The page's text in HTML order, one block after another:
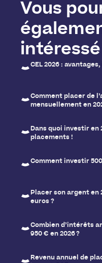
Vous
CEL 2026 :
Comment placer de
mensuellement en
Dans quoi investir en
placements !
Comment investir
Placer son argent en
euros ?
Combien d’intérêts
950 € en 2026 ?
Revenu annuel de